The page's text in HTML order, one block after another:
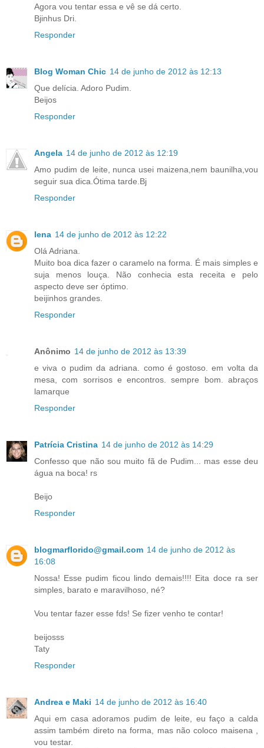
Agora vou tentar essa e vê se dá certo.
Bjinhus Dri.
Responder
Blog Woman Chic 14 de junho de 2012 às 12:13
Que delícia. Adoro Pudim.
Beijos
Responder
Angela 14 de junho de 2012 às 12:19
Amo pudim de leite, nunca usei maizena,nem baunilha,vou
seguir sua dica.Ótima tarde.Bj
Responder
lena 14 de junho de 2012 às 12:22
Olá Adriana.
Muito boa dica fazer o caramelo na forma. É mais simples e
suja menos louça. Não conhecia esta receita e pelo
aspecto deve ser óptimo.
beijinhos grandes.
Responder
Anônimo 14 de junho de 2012 às 13:39
e viva o pudim da adriana. como é gostoso. em volta da
mesa, com sorrisos e encontros. sempre bom. abraços
lamarque
Responder
Patrícia Cristina 14 de junho de 2012 às 14:29
Confesso que não sou muito fã de Pudim... mas esse deu
água na boca! rs
Beijo
Responder
blogmarflorido@gmail.com 14 de junho de 2012 às
16:08
Nossa! Esse pudim ficou lindo demais!!!! Eita doce ra ser
simples, barato e maravilhoso, né?
Vou tentar fazer esse fds! Se fizer venho te contar!
beijosss
Taty
Responder
Andrea e Maki 14 de junho de 2012 às 16:40
Aqui em casa adoramos pudim de leite, eu faço a calda
assim também direto na forma, mas não coloco maisena ,
vou testar.